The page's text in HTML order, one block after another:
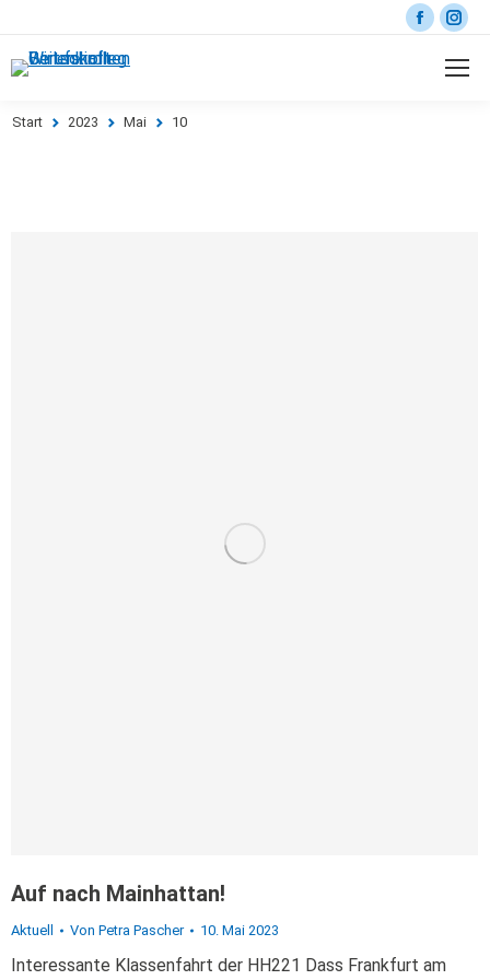
Sie befinden sich hier:
Start 2023 Mai 10
Auf nach Mainhattan!
Aktuell Von Petra Pascher 10. Mai 2023
Interessante Klassenfahrt der HH221 Dass Frankfurt am